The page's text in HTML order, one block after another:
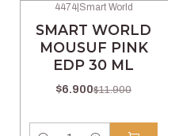
4474|Smart World
SMART WORLD
MOUSUF PINK
EDP 30 ML
$6.900$11.900